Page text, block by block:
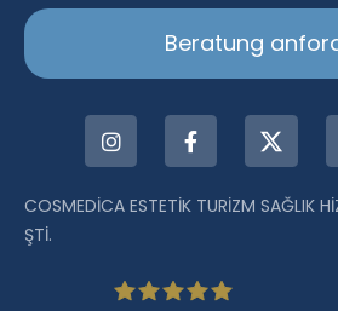
Beratung
COSMEDİCA ESTETİK TURİZM SAĞLIK
ŞTİ.